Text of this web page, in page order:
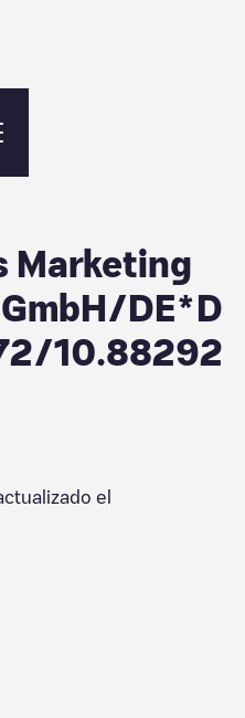
Marketing
DE*D
10.88292
el